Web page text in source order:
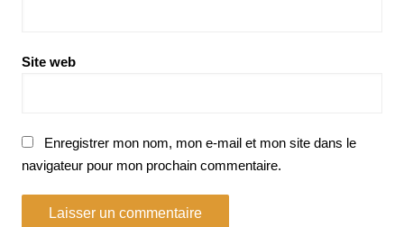
Site web
Enregistrer mon nom, mon e-mail et mon site dans le
navigateur pour mon prochain commentaire.